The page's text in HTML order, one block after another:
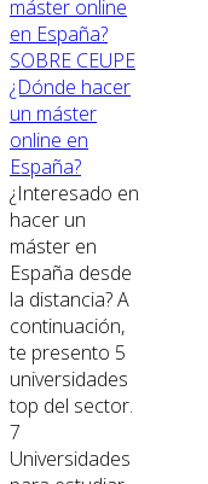
SOBRE CEUPE
¿Dónde hacer
un máster
online en
España?
¿Interesado en
hacer un
máster en
España desde
la distancia? A
continuación,
te presento 5
universidades
top del sector.
7
Universidades